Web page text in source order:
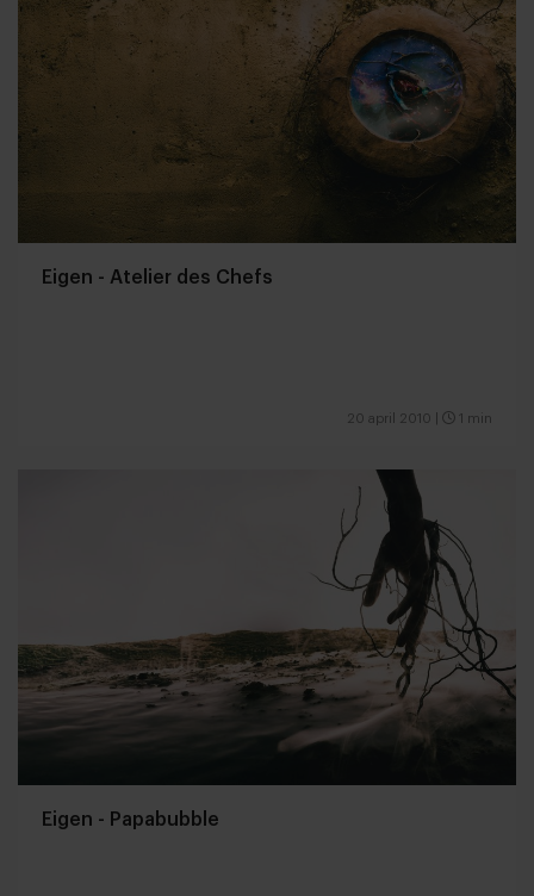
Eigen - Atelier des Chefs
20 april 2010 1 min
Eigen - Papabubble